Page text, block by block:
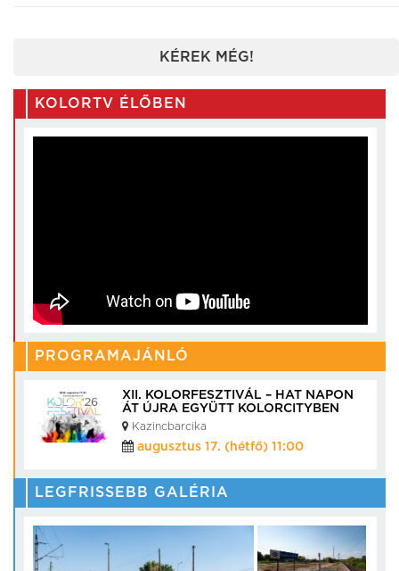
KÉREK MÉG!
KOLORTV ÉLŐBEN
PROGRAMAJÁNLÓ
XII. KOLORFESZTIVÁL – HAT NAPON
ÁT ÚJRA EGYÜTT KOLORCITYBEN
Kazincbarcika
augusztus 17. (hétfő) 11:00
LEGFRISSEBB GALÉRIA